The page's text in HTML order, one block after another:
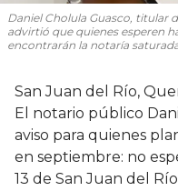
Daniel Cholula Guasco, titular
advirtió que quienes esperen
encontrarán la notaría
San Juan del Río,
El notario público
aviso para quienes
en septiembre: no
13 de San Juan del